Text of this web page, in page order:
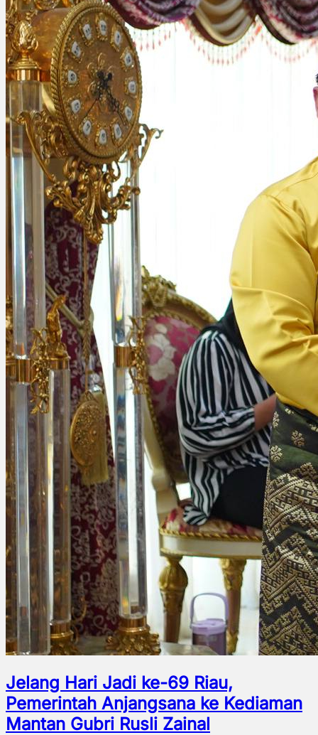
Jelang Hari Jadi ke-69 Riau,
Pemerintah Anjangsana ke Kediaman
Mantan Gubri Rusli Zainal